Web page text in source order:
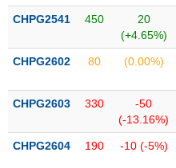
yết
bổ
Hủy
yết
dõi
CHPG2541 450
20
(+4.65%)
CHPG2602 80 (0.00%)
CHPG2603 330
-50
(-13.16%)
CHPG2604 190 -10 (-5%)
TRÁI
PHIẾU
CÔNG
CỤ